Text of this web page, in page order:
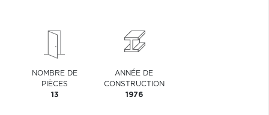
NOMBRE DE
PIÈCES
13
ANNÉE DE
CONSTRUCTION
1976